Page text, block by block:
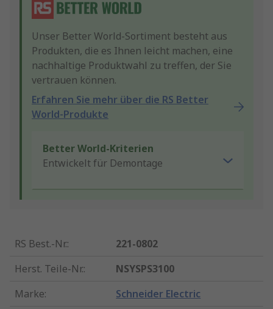
Unser Better World-Sortiment besteht aus
Produkten, die es Ihnen leicht machen, eine
nachhaltige Produktwahl zu treffen, der Sie
vertrauen können.
Erfahren Sie mehr über die RS Better
World-Produkte
Better World-Kriterien
Entwickelt für Demontage
RS Best.-Nr.:
221-0802
Herst. Teile-Nr.:
NSYSPS3100
Marke: Schneider Electric